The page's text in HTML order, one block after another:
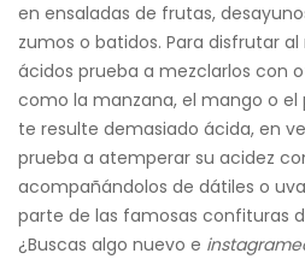
en ensaladas de frutas,
zumos o batidos. Para disfrutar
ácidos prueba a mezclarlos con
como la manzana, el mango o el
te resulte demasiado ácida, en
prueba a atemperar su acidez
acompañándolos de dátiles o
parte de las famosas confituras
¿Buscas algo nuevo e